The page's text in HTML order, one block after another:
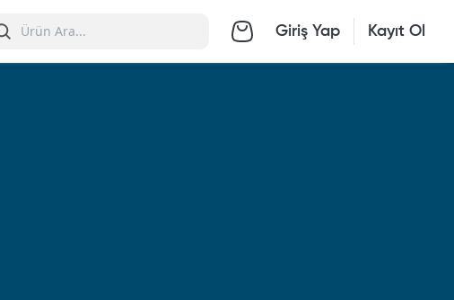
Giriş Yap Kayıt Ol